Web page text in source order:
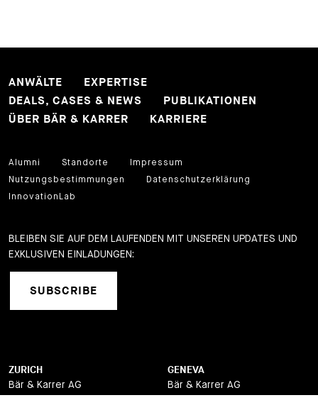
ANWÄLTE
EXPERTISE
DEALS, CASES & NEWS
PUBLIKATIONEN
ÜBER BÄR & KARRER
KARRIERE
Alumni Standorte
Impressum
Nutzungsbestimmungen
Datenschutzerklärung
InnovationLab
BLEIBEN SIE AUF DEM LAUFENDEN MIT UNSEREN UPDATES UND
EXKLUSIVEN EINLADUNGEN:
SUBSCRIBE
ZURICH
Bär & Karrer AG
GENEVA
Bär & Karrer AG